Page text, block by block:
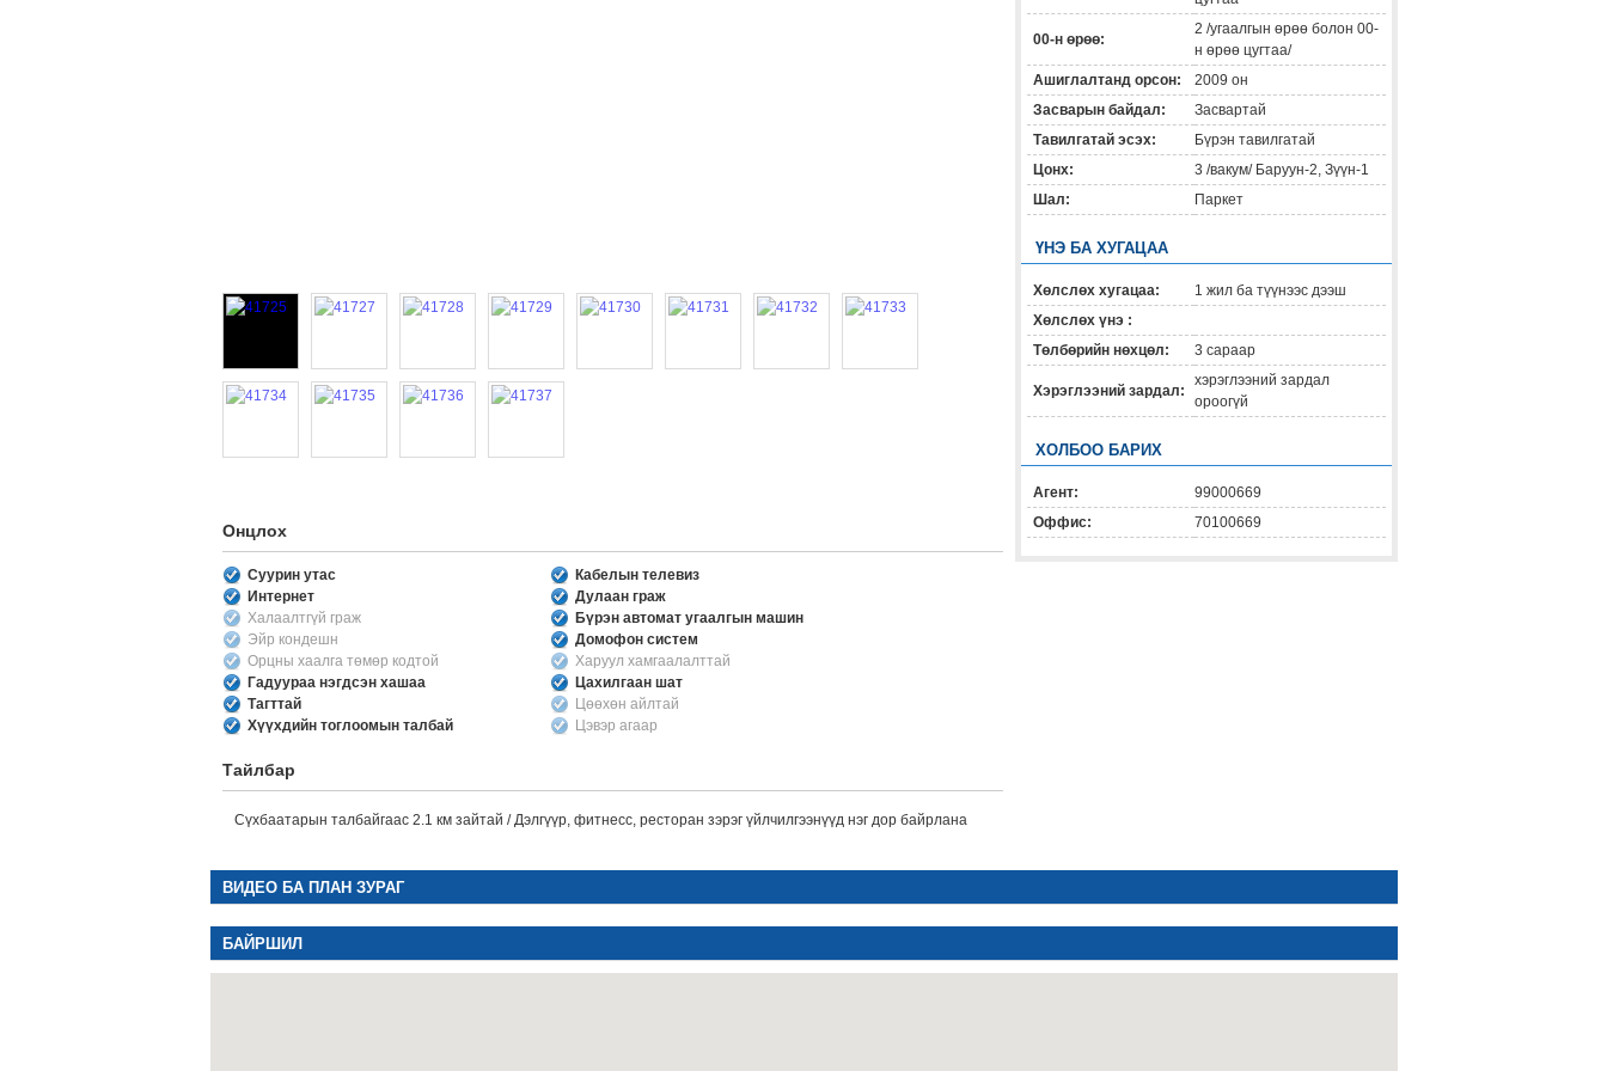
Онцлох
Суурин утас
Кабелын телевиз
Интернет
Дулаан граж
Халаалтгүй граж
Бүрэн автомат угаалгын машин
Эйр кондешн
Домофон систем
Орцны хаалга төмөр кодтой
Харуул хамгаалалттай
Гадуураа нэгдсэн хашаа
Цахилгаан шат
Тагттай
Цөөхөн айлтай
Хүүхдийн тоглоомын талбай
Цэвэр агаар
Тайлбар
Сүхбаатарын талбайгаас 2.1 км зайтай / Дэлгүүр, фитнесс, ресторан зэрэг үйлчилгээнүүд нэг дор байрлана
00-н өрөө:
2 /угаалгын өрөө болон 00-
н өрөө цугтаа/
Ашиглалтанд орсон:
2009 он
Засварын байдал:
Засвартай
Тавилгатай эсэх:
Бүрэн тавилгатай
Цонх:
3 /вакум/ Баруун-2, Зүүн-1
Шал:
Паркет
ҮНЭ БА ХУГАЦАА
Хөлслөх хугацаа:
1 жил ба түүнээс дээш
Хөлслөх үнэ :
Төлбөрийн нөхцөл:
3 capaap
Хэрэглээний зардал:
хэрэглээний зардал
ороогүй
ХОЛБОО БАРИХ
Агент:
99000669
Оффис:
70100669
ВИДЕО БА ПЛАН ЗУРАГ
БАЙРШИЛ